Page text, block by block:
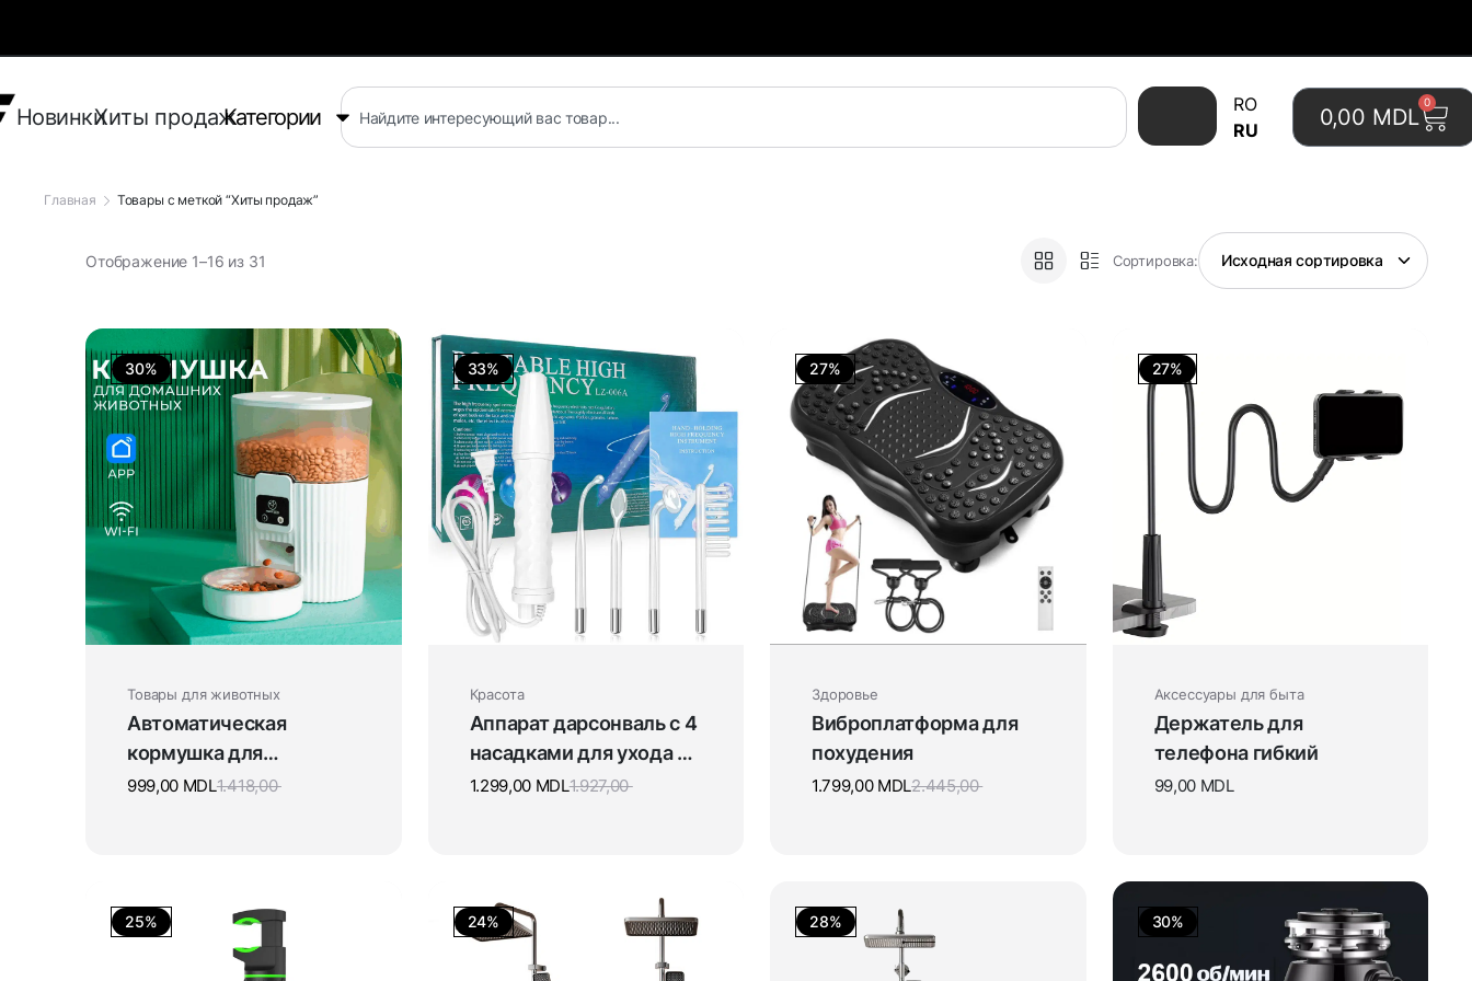
НовинкиХиты продажКатегории
RO
RU
0,00 MDL
0
Главная Товары с меткой “Хиты продаж”
Отображение 1–16 из 31 Сортировка:
30%
Товары для животных
Автоматическая
кормушка для
животных1.418,00
999,00 MDL
33%
Красота
Аппарат дарсонваль с 4
насадками для ухода за
лицом, телом и
1.927,00
1.299,00 MDL
27%
Здоровье
Виброплатформа для
похудения
2.445,00
1.799,00 MDL
27%
Аксессуары для быта
Держатель для
телефона гибкий
99,00 MDL
25% 24% 28% 30%